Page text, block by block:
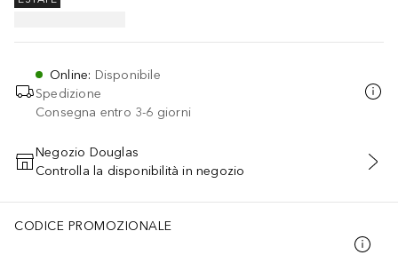
Online: Disponibile
Spedizione
Consegna entro 3-6 giorni
AGGIUNGI AL CARRELLO
Negozio Douglas
Controlla la disponibilità in negozio
CODICE PROMOZIONALE